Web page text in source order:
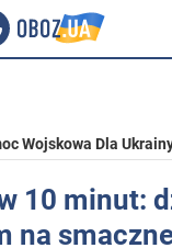
Wojskowa Dla
10 minut:
na